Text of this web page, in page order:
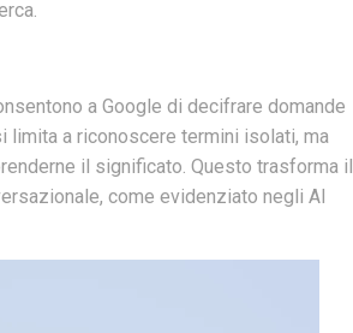
a Google di decifrare domande
limita a riconoscere termini isolati, ma
il significato. Questo trasforma il
come evidenziato negli AI